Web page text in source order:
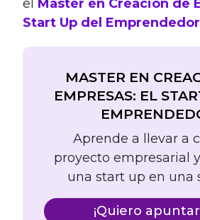
el
Master en Creación de
Start Up del Emprendedor
MASTER EN
EMPRESAS: EL
Aprende a llevar a
proyecto empresarial
una start up en una
¡Quiero